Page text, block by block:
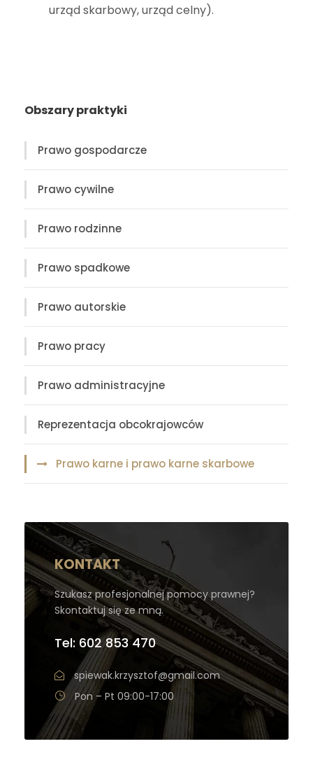
urząd skarbowy, urząd celny).
Obszary praktyki
Prawo gospodarcze
Prawo cywilne
Prawo rodzinne
Prawo spadkowe
Prawo autorskie
Prawo pracy
Prawo administracyjne
Reprezentacja obcokrajowców
Prawo karne i prawo karne skarbowe
KONTAKT
Szukasz profesjonalnej pomocy prawnej?
Skontaktuj się ze mną.
Tel: 602 853 470
spiewak.krzysztof@gmail.com
Pon – Pt 09:00-17:00